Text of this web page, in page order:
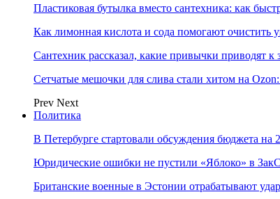
Пластиковая бутылка вместо сантехника: как
Как лимонная кислота и сода помогают очистить
Сантехник рассказал, какие привычки приводят к
Сетчатые мешочки для слива стали хитом на
Prev Next
Политика
В Петербурге стартовали обсуждения бюджета на
Юридические ошибки не пустили «Яблоко» в
Британские военные в Эстонии отрабатывают